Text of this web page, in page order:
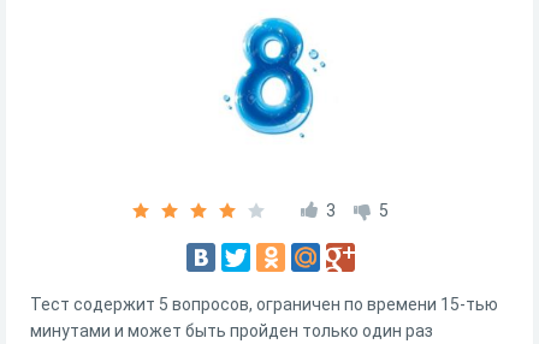
3 5
Тест содержит 5 вопросов, ограничен по времени 15-тью
минутами и может быть пройден только один раз